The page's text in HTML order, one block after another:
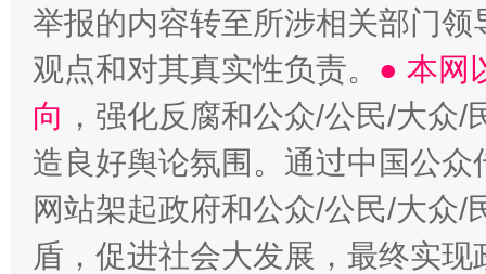
举报的内容转至所涉相关部门
观点和对其真实性负责。 ● 本网
向 ，强化反腐和公众/公民/大众
造良好舆论氛围。通过中国公
网站架起政府和公众/公民/大众
盾，促进社会大发展，最终实